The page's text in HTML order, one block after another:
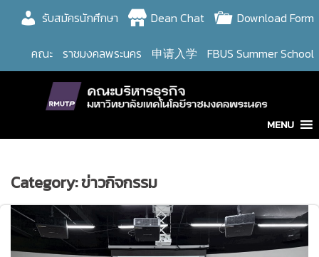
content
รับสมัครนักศึกษา Dean Chat Download Form
คณะ ราชมงคลพระนคร 申请入学 FBUS Summer School
MENU
Category:ข่าวกิจกรรม